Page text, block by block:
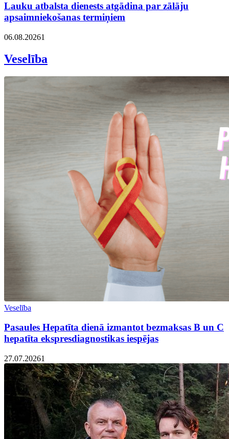
Lauku atbalsta dienests atgādina par zālāju
apsaimniekošanas termiņiem
06.08.20261
Veselība
Veselība
Pasaules Hepatīta dienā izmantot bezmaksas B un C
hepatīta ekspresdiagnostikas iespējas
27.07.20261